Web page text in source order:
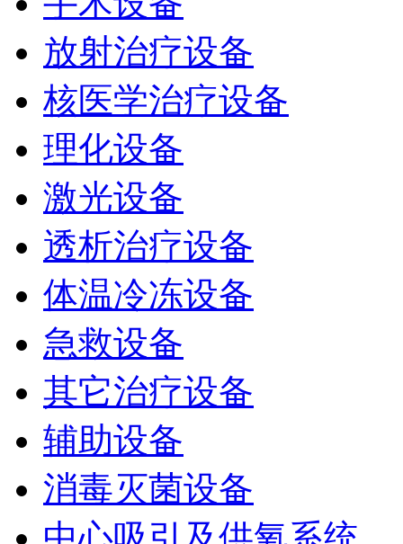
放射治疗设备
核医学治疗设备
理化设备
激光设备
透析治疗设备
体温冷冻设备
急救设备
其它治疗设备
辅助设备
消毒灭菌设备